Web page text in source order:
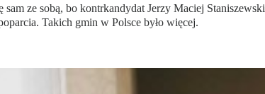
ze sobą, bo kontrkandydat Jerzy Maciej
Takich gmin w Polsce było więcej.